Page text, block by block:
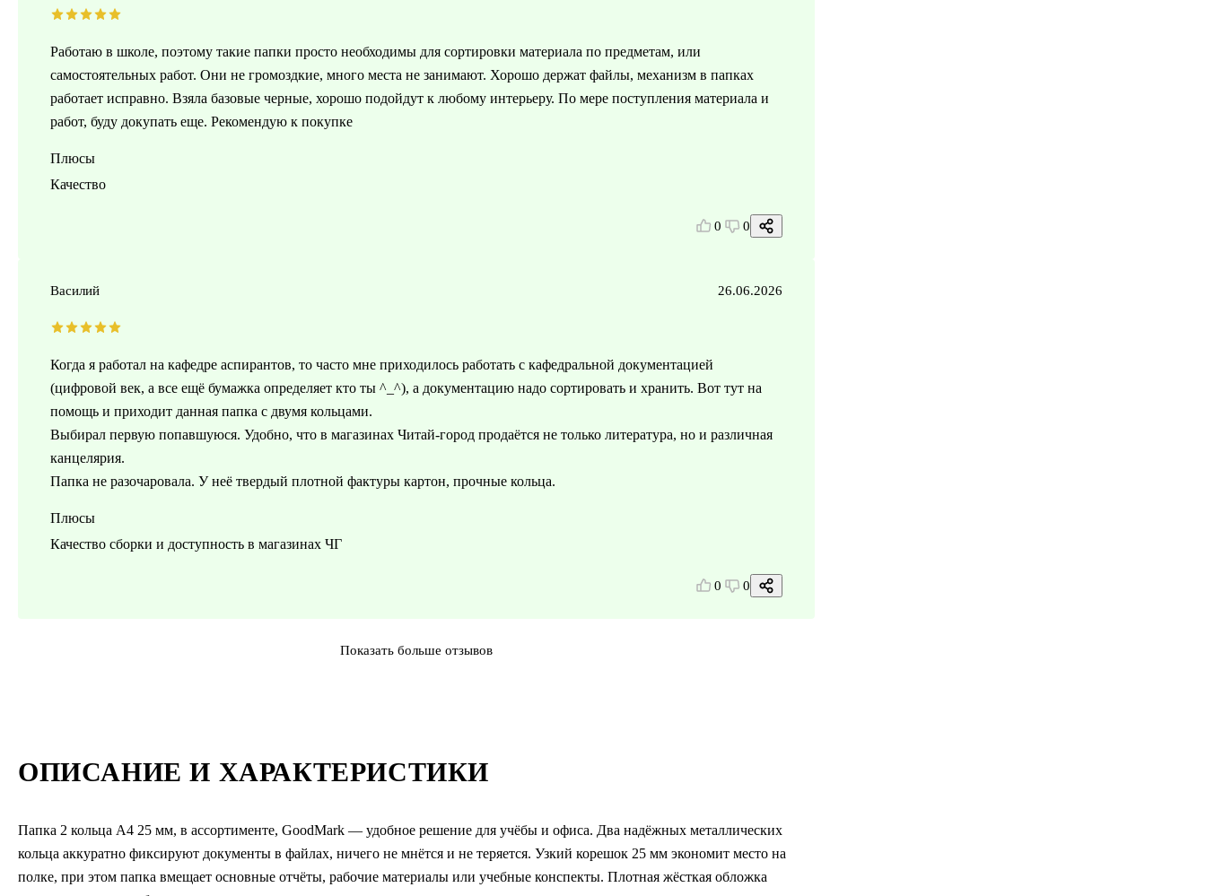
ОПИСАНИЕ И ХАРАКТЕРИСТИКИ
Папка 2 кольца А4 25 мм, в ассортименте, GoodMark — удобное решение для учёбы и офиса. Два надёжных металлических
кольца аккуратно фиксируют документы в файлах, ничего не мнётся и не теряется. Узкий корешок 25 мм экономит место на
полке, при этом папка вмещает основные отчёты, рабочие материалы или учебные конспекты. Плотная жёсткая обложка
Работаю в школе, поэтому такие папки просто необходимы для сортировки материала по предметам, или
самостоятельных работ. Они не громоздкие, много места не занимают. Хорошо держат файлы, механизм в папках
работает исправно. Взяла базовые черные, хорошо подойдут к любому интерьеру. По мере поступления материала и
работ, буду докупать еще. Рекомендую к покупке
Плюсы
Качество
0 0
Василий 26.06.2026
Когда я работал на кафедре аспирантов, то часто мне приходилось работать с кафедральной документацией
(цифровой век, а все ещё бумажка определяет кто ты ^_^), а документацию надо сортировать и хранить. Вот тут на
помощь и приходит данная папка с двумя кольцами.
Выбирал первую попавшуюся. Удобно, что в магазинах Читай-город продаётся не только литература, но и различная
канцелярия.
Папка не разочаровала. У неё твердый плотной фактуры картон, прочные кольца.
Плюсы
Качество сборки и доступность в магазинах ЧГ
0 0
Показать больше отзывов